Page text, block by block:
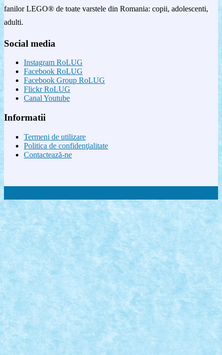
fanilor LEGO® de toate varstele din Romania: copii, adolescenti,
adulti.
Social media
Instagram RoLUG
Facebook RoLUG
Facebook Group RoLUG
Flickr RoLUG
Canal Youtube
Informatii
Termeni de utilizare
Politica de confidenţialitate
Contactează-ne